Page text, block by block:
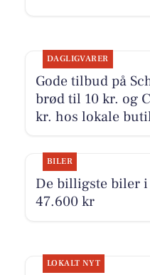
DAGLIGVARER
Gode tilbud på
brød til 10 kr. og
kr. hos lokale
BILER
De billigste biler
47.600 kr
LOKALT NYT